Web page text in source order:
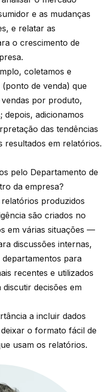
e as mudanças
e relatar as
o crescimento de
coletamos e
de venda) que
por produto,
depois, adicionamos
das tendências
resultados em relatórios.
pelo Departamento de
da empresa?
produzidos
são criados no
em várias situações —
discussões internas,
para
recentes e utilizados
decisões em
a incluir dados
o formato fácil de
usam os relatórios.